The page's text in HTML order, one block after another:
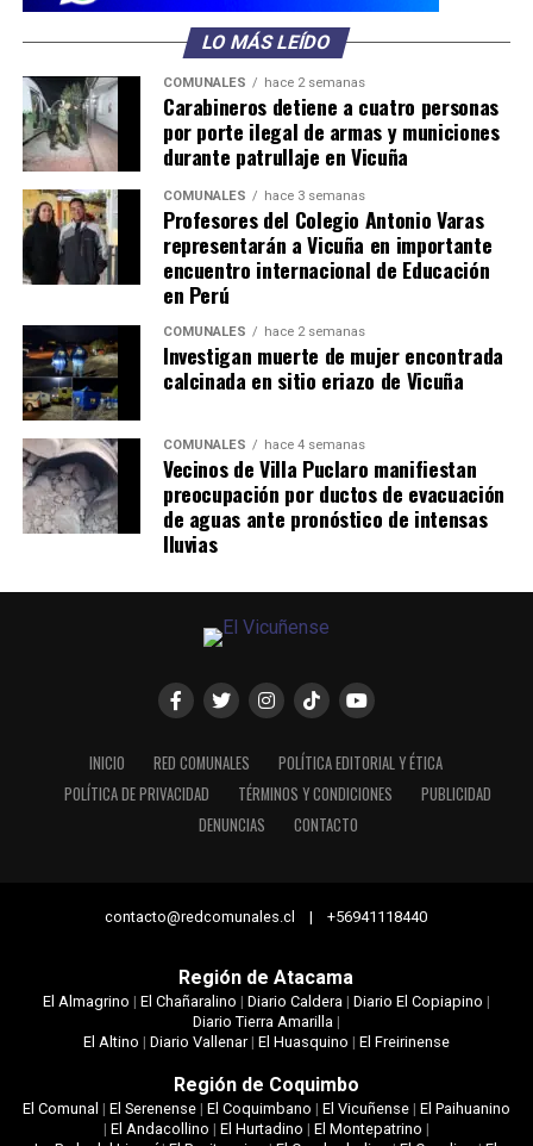
LO MÁS LEÍDO
COMUNALES hace 2 semanas
Carabineros detiene a cuatro personas
por porte ilegal de armas y municiones
durante patrullaje en Vicuña
COMUNALES hace 3 semanas
Profesores del Colegio Antonio Varas
representarán a Vicuña en importante
encuentro internacional de Educación
en Perú
COMUNALES hace 2 semanas
Investigan muerte de mujer encontrada
calcinada en sitio eriazo de Vicuña
COMUNALES hace 4 semanas
Vecinos de Villa Puclaro manifiestan
preocupación por ductos de evacuación
de aguas ante pronóstico de intensas
lluvias
INICIO RED COMUNALES
POLÍTICA EDITORIAL Y ÉTICA
POLÍTICA DE PRIVACIDAD
TÉRMINOS Y CONDICIONES
PUBLICIDAD
DENUNCIAS
CONTACTO
contacto@redcomunales.cl | +56941118440
Región de Atacama
El Almagrino | El Chañaralino | Diario Caldera | Diario El Copiapino |
Diario Tierra Amarilla |
El Altino | Diario Vallenar| El Huasquino | El Freirinense
Región de Coquimbo
El Comunal | El Serenense| El Coquimbano | El Vicuñense| El Paihuanino
| El Andacollino | El Hurtadino | El Montepatrino |